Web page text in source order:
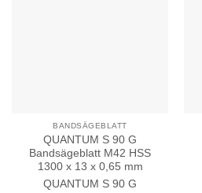
BANDSÄGEBLATT
QUANTUM S 90 G
Bandsägeblatt M42 HSS
1300 x 13 x 0,65 mm
QUANTUM S 90 G